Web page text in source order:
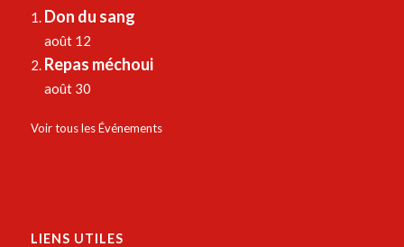
Don du sang
août 12
Repas méchoui
août 30
Voir tous les Événements
LIENS UTILES